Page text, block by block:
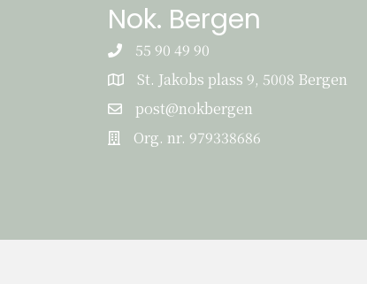
Nok. Bergen
55 90 49 90
St. Jakobs plass 9, 5008 Bergen
St. Jakobs plass 9, 5008 Bergen
post@nokbergen
post@nokbergen
Org. nr. 979338686
Org. nr. 979338686